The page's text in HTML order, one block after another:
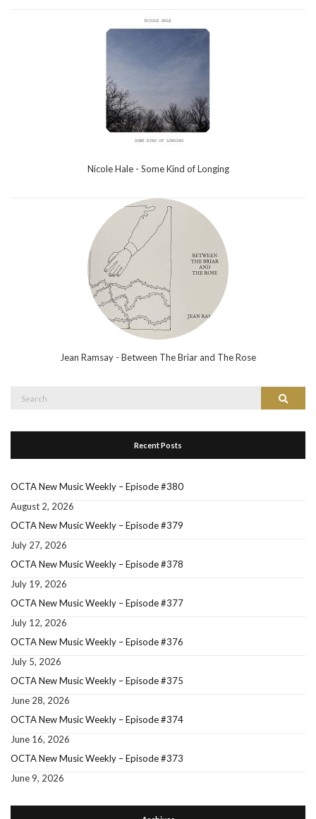
Nicole Hale - Some Kind of Longing
Jean Ramsay - Between The Briar and The Rose
Search
Recent Posts
OCTA New Music Weekly – Episode #380
August 2, 2026
OCTA New Music Weekly – Episode #379
July 27, 2026
OCTA New Music Weekly – Episode #378
July 19, 2026
OCTA New Music Weekly – Episode #377
July 12, 2026
OCTA New Music Weekly – Episode #376
July 5, 2026
OCTA New Music Weekly – Episode #375
June 28, 2026
OCTA New Music Weekly – Episode #374
June 16, 2026
OCTA New Music Weekly – Episode #373
June 9, 2026